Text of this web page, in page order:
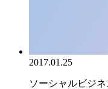
2017.01.25
ソーシャルビジ